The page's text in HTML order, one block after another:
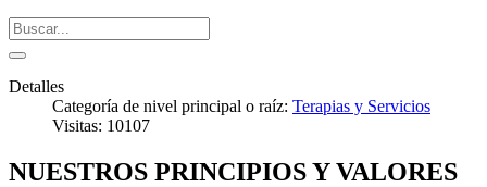
Detalles
Categoría de nivel principal o raíz: Terapias y Servicios
Visitas: 10107
NUESTROS PRINCIPIOS Y VALORES